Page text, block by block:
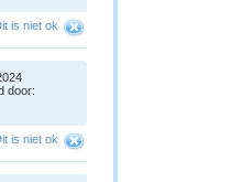
is niet ok
door:
is niet ok